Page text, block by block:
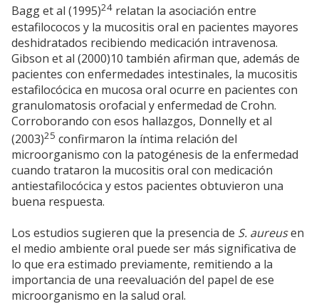
Bagg et al (1995)24 relatan la asociación entre
estafilococos y la mucositis oral en pacientes mayores
deshidratados recibiendo medicación intravenosa.
Gibson et al (2000)10 también afirman que, además de
pacientes con enfermedades intestinales, la mucositis
estafilocócica en mucosa oral ocurre en pacientes con
granulomatosis orofacial y enfermedad de Crohn.
Corroborando con esos hallazgos, Donnelly et al
(2003)25 confirmaron la íntima relación del
microorganismo con la patogénesis de la enfermedad
cuando trataron la mucositis oral con medicación
antiestafilocócica y estos pacientes obtuvieron una
buena respuesta.
Los estudios sugieren que la presencia de S. aureusen
el medio ambiente oral puede ser más significativa de
lo que era estimado previamente, remitiendo a la
importancia de una reevaluación del papel de ese
microorganismo en la salud oral.